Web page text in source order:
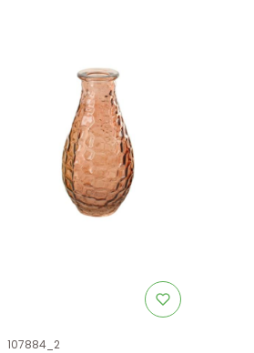
Kod produktu
107884_2